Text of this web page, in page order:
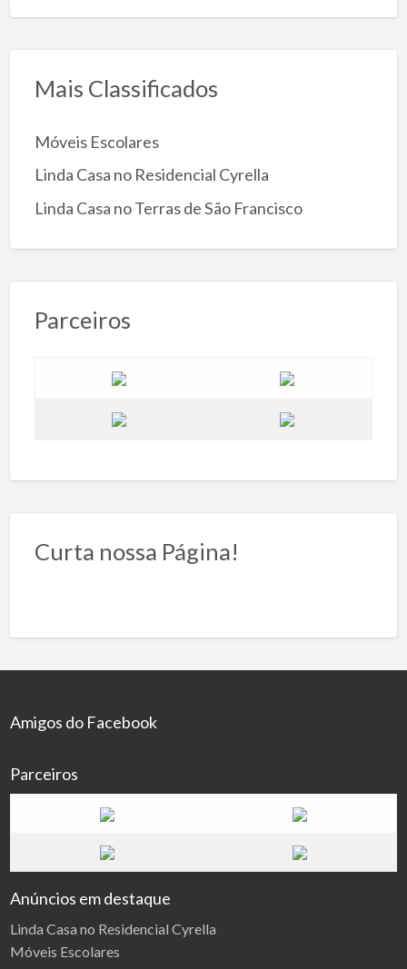
Mais Classificados
Móveis Escolares
Linda Casa no Residencial Cyrella
Linda Casa no Terras de São Francisco
Parceiros
Curta nossa Página!
Amigos do Facebook
Parceiros
Anúncios em destaque
Linda Casa no Residencial Cyrella
Móveis Escolares